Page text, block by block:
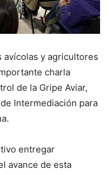
avícolas y agricultores
charla
de la Gripe Aviar,
Intermediación para
entregar
avance de esta